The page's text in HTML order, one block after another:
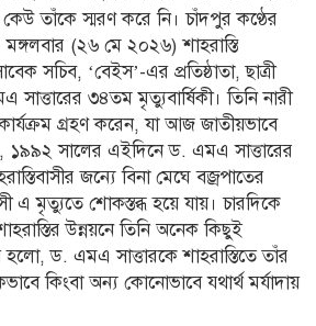
তাঁকে স্মরণ করে নি। চাঁদপুর কণ্ঠের
মঙ্গলবার (২৬ মে ২০২৬) শাহরাস্তি
সচিব, ‘বেইস’-এর প্রতিষ্ঠাতা, ছাত্রী
৩৪তম মৃত্যুবার্ষিকী। তিনি নারী
কার্যক্রম গ্রহণ করেন, যা আজ জাতীয়ভাবে
১৯৯২ সালের এইদিনে ড. এমএ সাত্তারের
জন্যে বিনা মেঘে বজ্রপাতের
মৃত্যুতে শোকস্তব্ধ হয়ে যায়। চারদিকে
উন্নয়নে তিনি অনেক কিছুই
হলো, ড. এমএ সাত্তারকে শাহরাস্তিতে তাঁর
কিংবা অন্য কোনোভাবে যথার্থ মর্যাদায়